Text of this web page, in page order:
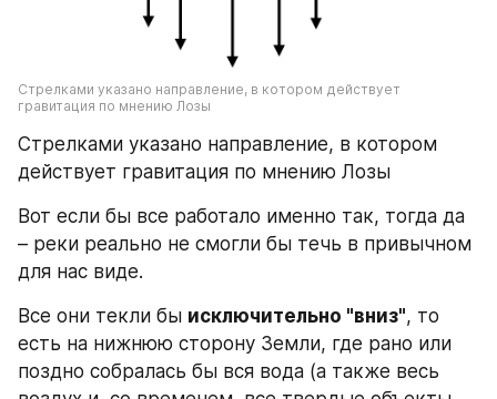
Стрелками указано направление, в котором действует
гравитация по мнению Лозы
Стрелками указано направление, в котором
действует гравитация по мнению Лозы
Вот если бы все работало именно так, тогда да
– реки реально не смогли бы течь в привычном
для нас виде.
Все они текли бы исключительно "вниз", то
есть на нижнюю сторону Земли, где рано или
поздно собралась бы вся вода (а также весь